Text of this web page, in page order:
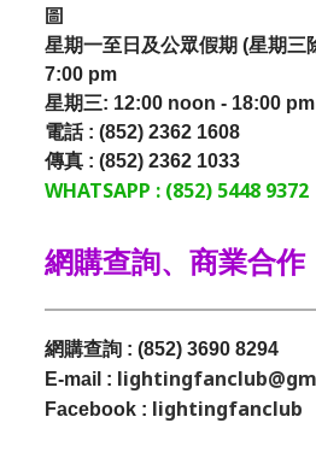
圖
星期一至日及公眾假期 (星期三
7:00 pm
星期三: 12:00 noon - 18:00 pm
電話 : (852) 2362 1608
傳真 : (852) 2362 1033
WHATSAPP : (852) 5448 9372
網購查詢、商業合作
網購查詢 : (852) 3690 8294
E-mail :
Facebook : lightingfanclub